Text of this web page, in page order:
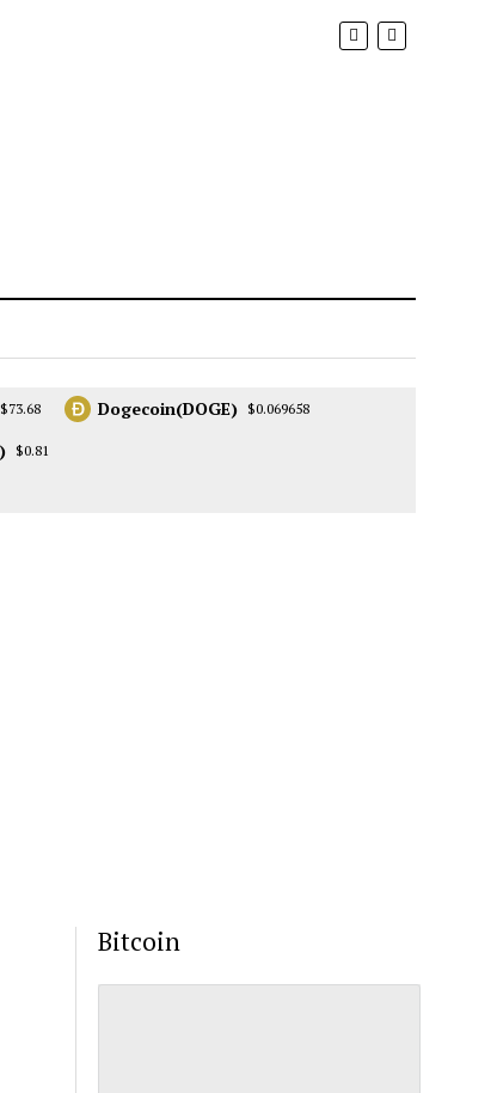
$73.68 Dogecoin(DOGE) $0.069658
$0.81
Bitcoin